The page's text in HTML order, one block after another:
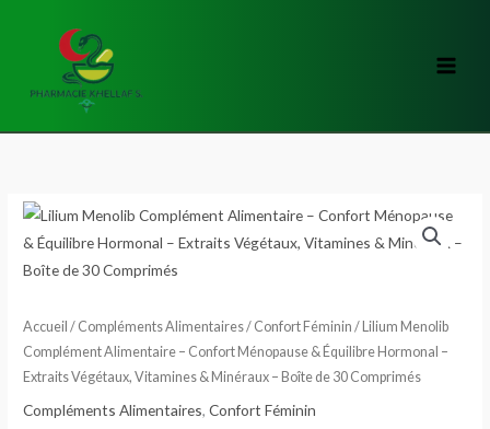
Accueil / Compléments Alimentaires/ Confort Féminin / Lilium Menolib
Complément Alimentaire – Confort Ménopause & Équilibre Hormonal –
Extraits Végétaux, Vitamines & Minéraux – Boîte de 30 Comprimés
Compléments Alimentaires,Confort Féminin
quantité
de
Lilium
Complément
Alimentaire
–
Confort